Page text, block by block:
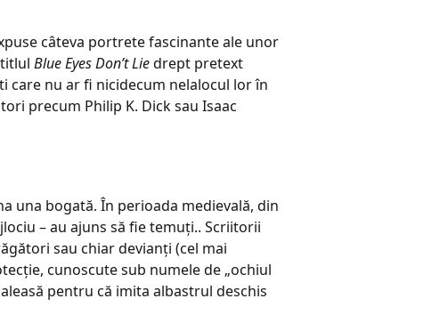
câteva portrete fascinante ale unor
Blue Eyes Don’t Liedrept pretext
care nu ar fi nicidecum nelalocul lor în
precum Philip K. Dick sau Isaac
una bogată. În perioada medievală, din
– au ajuns să fie temuți.. Scriitorii
sau chiar devianți (cel mai
cunoscute sub numele de „ochiul
pentru că imita albastrul deschis